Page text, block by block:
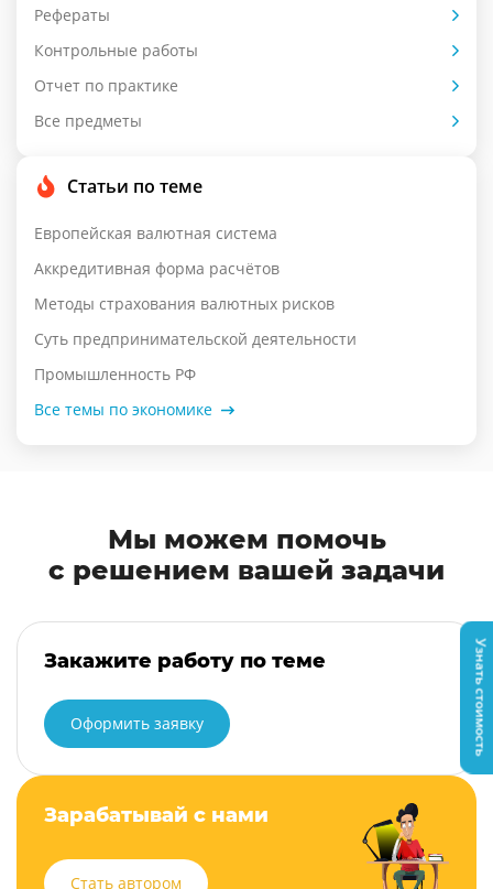
Рефераты
Контрольные работы
Отчет по практике
Все предметы
Статьи по теме
Европейская валютная система
Аккредитивная форма расчётов
Методы страхования валютных рисков
Суть предпринимательской деятельности
Промышленность РФ
Все темы по экономике
Мы можем помочь
с решением вашей задачи
Закажите работу по теме
Оформить заявку
Зарабатывай с нами
Стать автором
Узнать стоимость